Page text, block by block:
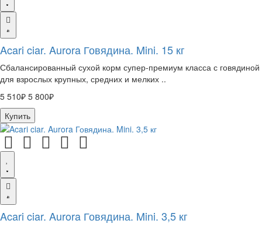
Acari ciar. Aurora Говядина. Mini. 15 кг
Сбалансированный сухой корм супер-премиум класса с говядиной
для взрослых крупных, средних и мелких ..
5 510₽ 5 800₽
Купить
Acari ciar. Aurora Говядина. Mini. 3,5 кг